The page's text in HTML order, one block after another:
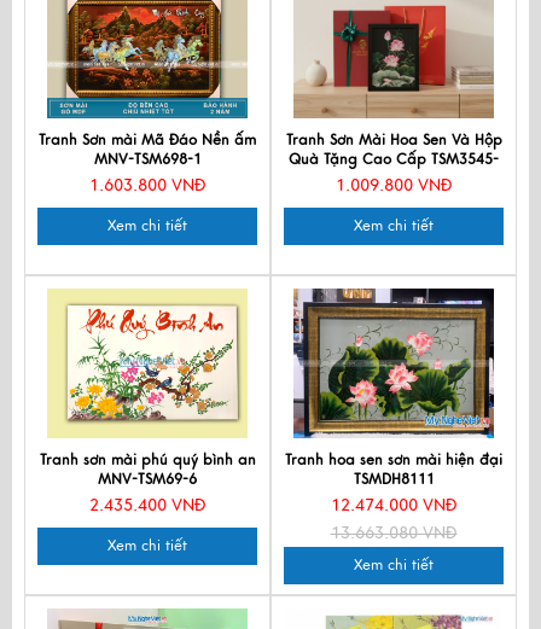
Tranh Sơn mài Mã Đáo Nền ấm
MNV-TSM698-1
1.603.800 VNĐ
Xem chi tiết
Tranh Sơn Mài Hoa Sen Và Hộp
Quà Tặng Cao Cấp TSM3545-
1.13
1.009.800 VNĐ
Xem chi tiết
Tranh sơn mài phú quý bình an
MNV-TSM69-6
2.435.400 VNĐ
Xem chi tiết
Tranh hoa sen sơn mài hiện đại
TSMDH8111
12.474.000 VNĐ
13.663.080 VNĐ
Xem chi tiết